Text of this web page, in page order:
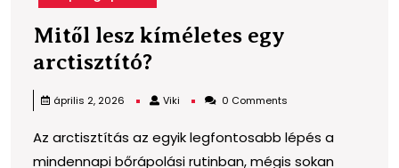
Mitől lesz kíméletes egy
arctisztító?Mitől
kíméletes
egy
április 2, 2026 Viki Viki 0 Comments
Az arctisztítás az egyik legfontosabb lépés a
mindennapi bőrápolási rutinban, mégis sokan